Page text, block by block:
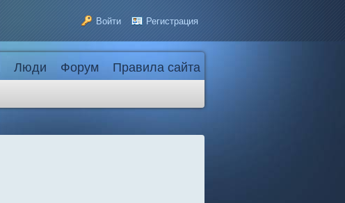
Войти Регистрация
Люди Форум
Правила сайта